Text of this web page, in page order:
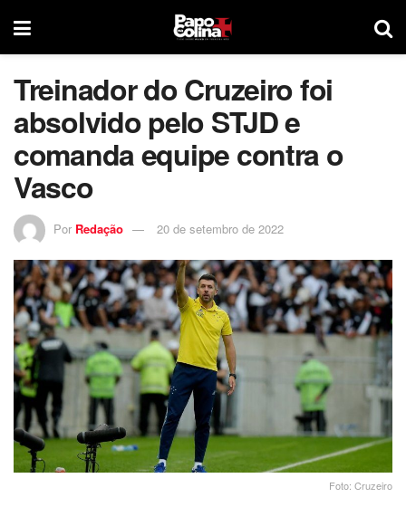
Treinador do Cruzeiro foi
absolvido pelo STJD e
comanda equipe contra o
Vasco
Por Redação 20 de setembro de 2022
Foto: Cruzeiro